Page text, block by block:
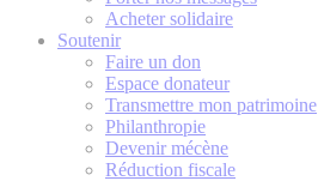
Acheter solidaire
Soutenir
Faire un don
Espace donateur
Transmettre mon patrimoine
Philanthropie
Devenir mécène
Réduction fiscale